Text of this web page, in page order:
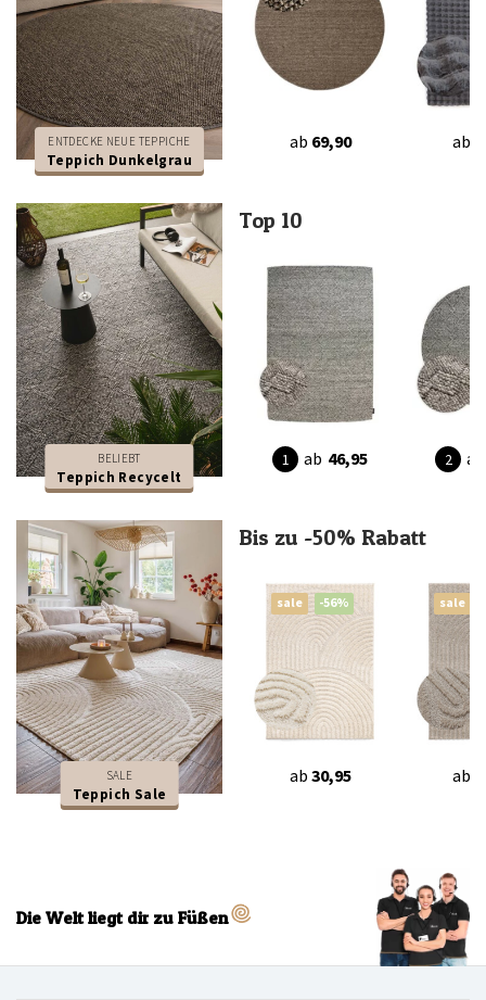
ENTDECKE NEUE TEPPICHE
Teppich Dunkelgrau
ab 69,90 ab
BELIEBT
Teppich Recycelt
Top 10
ab 46,95 ab
SALE
Teppich Sale
Bis zu -50% Rabatt
sale -56%
ab 30,95
sale
ab
Die Welt liegt dir zu Füßen